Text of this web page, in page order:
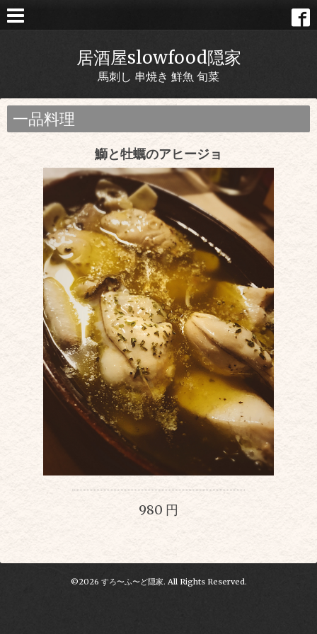
居酒屋slowfood隠家
馬刺し 串焼き 鮮魚 旬菜
一品料理
鰤と牡蠣のアヒージョ
980 円
©2026 すろ〜ふ〜ど隠家. All Rights Reserved.